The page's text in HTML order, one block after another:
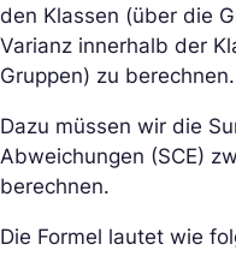
den Klassen (über die
Varianz innerhalb der
Gruppen) zu berechnen.
Dazu müssen wir die
Abweichungen (SCE)
berechnen.
Die Formel lautet wie